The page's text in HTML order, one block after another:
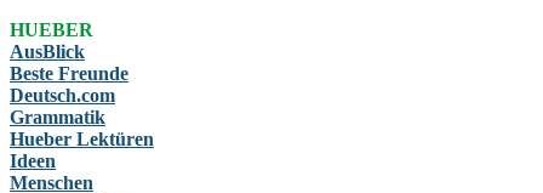
HUEBER
AusBlick
Beste Freunde
Deutsch.com
Grammatik
Hueber Lektüren
Ideen
Menschen